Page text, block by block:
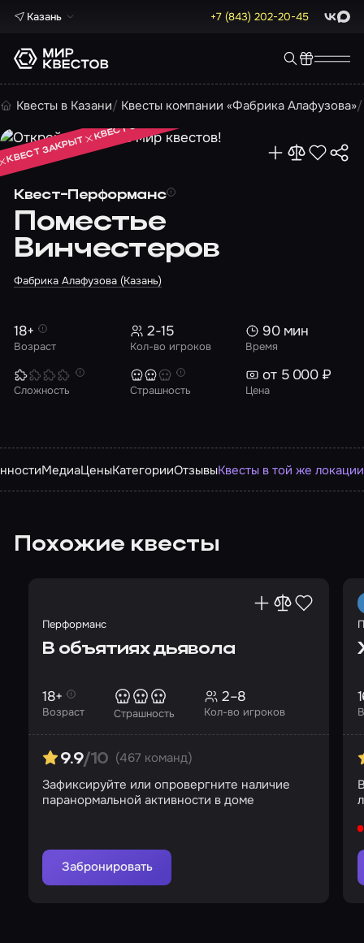
Казань +7 (843) 202-20-45 Max
Квесты в Казани Квесты компании «Фабрика Алафузова»
Квест-Перформанс
Поместье
Винчестеров
Фабрика Алафузова (Казань)
КВЕСТ ЗАКРЫТ
КВЕСТ ЗАКРЫТ
КВЕСТ ЗАКРЫТ
Возраст
18+
Кол-во игроков
2-15
Время
90 мин
Сложность Страшность Цена
от 5 000 ₽
МедиаЦеныКатегорииОтзывыКвесты в той же локации
Похожие квесты
Перформанс
В объятиях дьявола
Возраст
18+
Страшность Кол-во игроков
2–8
9.9/10 (467 команд)
Зафиксируйте или опровергните наличие
паранормальной активности в доме
Забронировать